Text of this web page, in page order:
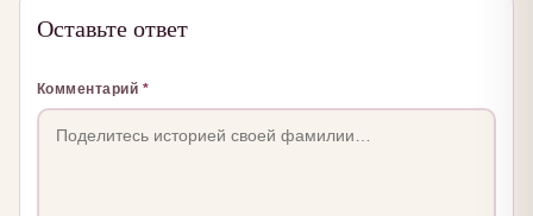
Оставьте ответ
Комментарий *